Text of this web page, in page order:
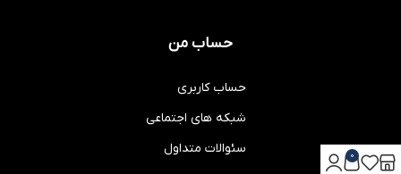
حساب من
حساب کاربری
شبکه های اجتماعی
سئوالات متداول
0